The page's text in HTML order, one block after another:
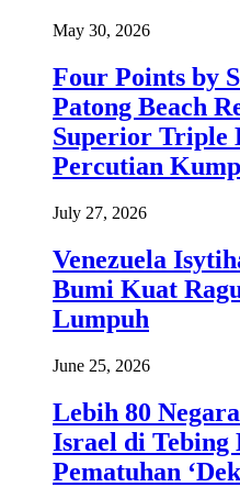
May 30, 2026
Four Points by
Patong Beach
Superior Triple
Percutian
July 27, 2026
Venezuela
Bumi Kuat
Lumpuh
June 25, 2026
Lebih 80
Israel di Tebing
Pematuhan